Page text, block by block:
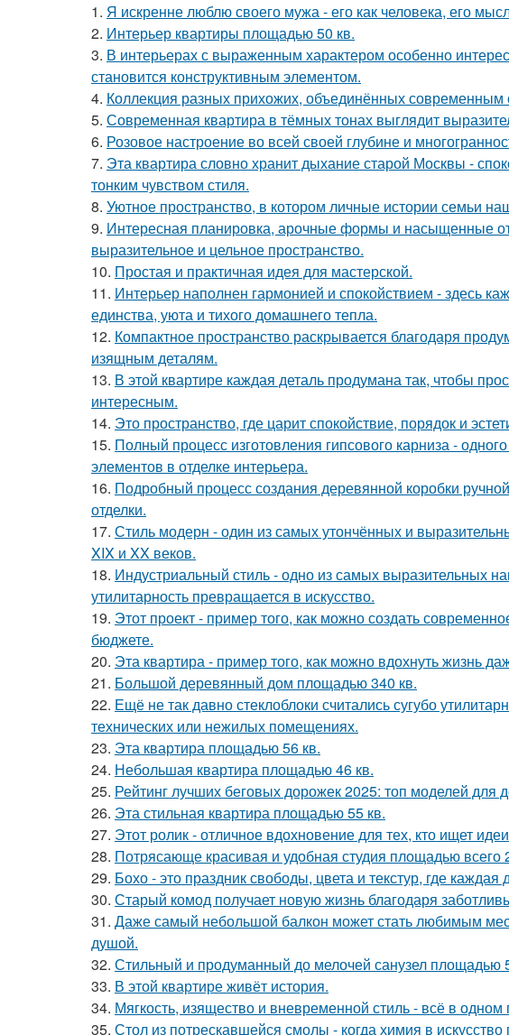
1. Я искренне люблю своего мужа - его как человека, его
2. Интерьер квартиры площадью 50 кв.
3. В интерьерах с выраженным характером особенно
становится конструктивным элементом.
4. Коллекция разных прихожих, объединённых современным
5. Современная квартира в тёмных тонах выглядит
6. Розовое настроение во всей своей глубине и
7. Эта квартира словно хранит дыхание старой Москвы -
тонким чувством стиля.
8. Уютное пространство, в котором личные истории семьи
9. Интересная планировка, арочные формы и насыщенные
выразительное и цельное пространство.
10. Простая и практичная идея для мастерской.
11. Интерьер наполнен гармонией и спокойствием - здесь
единства, уюта и тихого домашнего тепла.
12. Компактное пространство раскрывается благодаря
изящным деталям.
13. В этой квартире каждая деталь продумана так, чтобы
интересным.
14. Это пространство, где царит спокойствие, порядок и
15. Полный процесс изготовления гипсового карниза -
элементов в отделке интерьера.
16. Подробный процесс создания деревянной коробки
отделки.
17. Стиль модерн - один из самых утончённых и
XIX и XX веков.
18. Индустриальный стиль - одно из самых выразительных
утилитарность превращается в искусство.
19. Этот проект - пример того, как можно создать
бюджете.
20. Эта квартира - пример того, как можно вдохнуть жизнь
21. Большой деревянный дом площадью 340 кв.
22. Ещё не так давно стеклоблоки считались сугубо
технических или нежилых помещениях.
23. Эта квартира площадью 56 кв.
24. Небольшая квартира площадью 46 кв.
25. Рейтинг лучших беговых дорожек 2025: топ моделей для
26. Эта стильная квартира площадью 55 кв.
27. Этот ролик - отличное вдохновение для тех, кто ищет
28. Потрясающе красивая и удобная студия площадью всего
29. Бохо - это праздник свободы, цвета и текстур, где
30. Старый комод получает новую жизнь благодаря
31. Даже самый небольшой балкон может стать любимым
душой.
32. Стильный и продуманный до мелочей санузел площадью
33. В этой квартире живёт история.
34. Мягкость, изящество и вневременной стиль - всё в
35. Стол из потрескавшейся смолы - когда химия в